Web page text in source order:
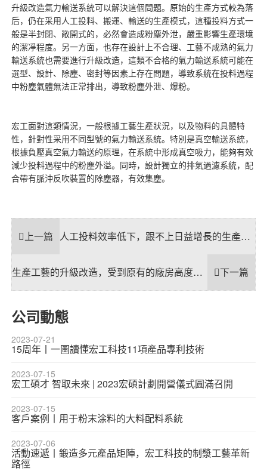
升級改造氣力輸送系統可以解決這個問題。原始的生產方式較為落
后，仍在采用人工投料、搬運、輸送的生產模式，這種投料方式一
般是半封閉、敞開式的，必然會造成粉塵外泄，嚴重影響生產環境
的潔凈程度。另一方面，也存在設計上不合理、工藝不成熟的氣力
輸送系統也需要進行升級改造，這類不合格的氣力輸送系統可能在
選型、設計、除塵、密封等因素上存在問題，導致系統在投料過程
中粉塵氣體無法正常排出，導致粉塵外泄、爆粉。
宏工面對這類情況，一般根據工藝生產狀況，以及物料的具體特
性，針對性采用不同型號的氣力輸送系統。特別是真空輸送系統，
根據負壓真空氣力輸送的原理，在系統中形成真空吸力，能夠有效
減少投料過程中的粉塵外溢。同時，設計獨立的排氣過濾系統，配
合帶有脈沖反吹裝置的除塵器，有效集塵。
上一篇 人工投料效率低下，跟不上日益增長的生產需求。
下一篇
生產工藝的升級改造，受到原有的廠房高度、布局、空間的限制，改造難度較大怎么辦？
公司動態
2023-07-21
15周年丨一圖讀懂宏工科技11項產品專利技術
2023-07-15
宏工碩才 智取未來 | 2023宏碩計劃開營儀式圓滿召開
2023-07-15
客戶案例丨用于粉末涂料的大料配料系統
2023-07-06
活動速遞丨鍛造多元產品矩陣，宏工科技的制漿工藝革新
路徑